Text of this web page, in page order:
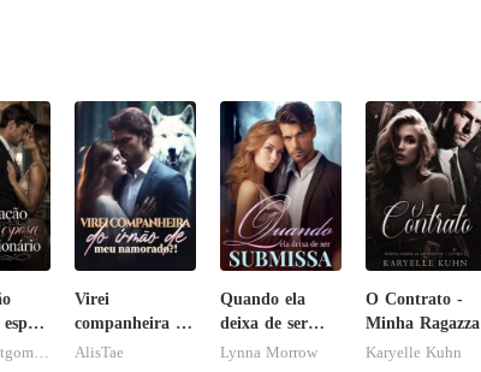
Virei
companheira do
irmão de meu
AlisTae
Quando ela
deixa de ser
submissa
Lynna Morrow
O Contrato -
Minha Ragazza
Karyelle Kuhn